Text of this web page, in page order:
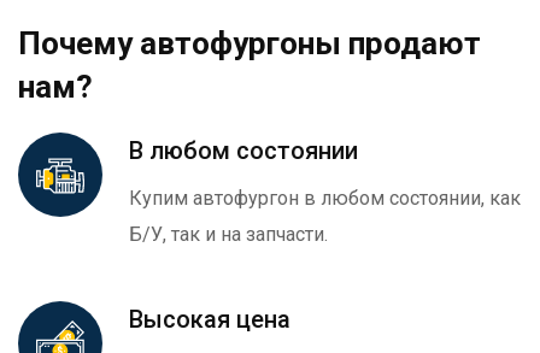
Почему автофургоны продают
нам?
В любом состоянии
Купим автофургон в любом состоянии, как
Б/У, так и на запчасти.
Высокая цена